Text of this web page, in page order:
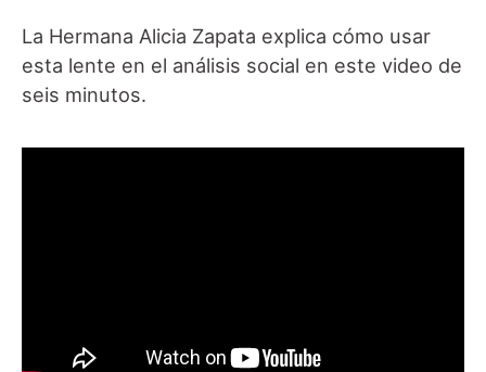
La Hermana Alicia Zapata explica cómo usar
esta lente en el análisis social en este video de
seis minutos.